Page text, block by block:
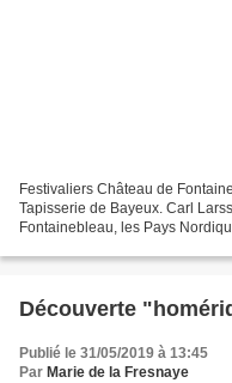
Festivaliers Château de
Tapisserie de Bayeux. Carl
Fontainebleau, les Pays
Découverte
Publié le 31/05/2019 à 13:45
Par Marie de la Fresnaye